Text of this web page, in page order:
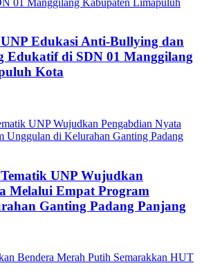
Edukasi Anti-Bullying dan
Edukatif di SDN 01 Manggilang
Kota
UNP Wujudkan
Melalui Empat Program
Ganting Padang Panjang